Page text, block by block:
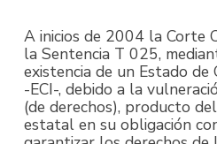
A inicios de 2004 la Corte
la Sentencia T 025,
existencia de un Estado
-ECI-, debido a la
(de derechos), producto
estatal en su obligación